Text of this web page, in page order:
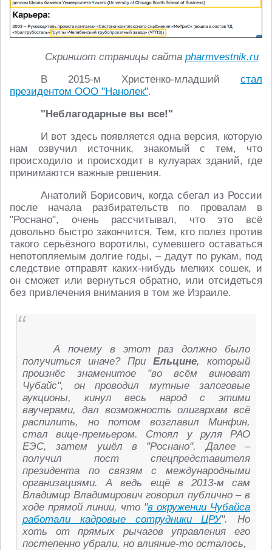
Скриншот страницы сайта pharmvestnik.ru
В 2015-м Христенко-младший стал
президентом ООО "Нанолек".
"Неблагодарные вы все!"
И вот здесь появляется одна версия, которую
нам озвучил источник, знакомый с тем, что
происходило и происходит в кулуарах зданий, где
принимаются важные решения.
Анатолий Борисович, когда сбегал из России
после начала разбирательств по провалам в
"Роснано", очень рассчитывал, что это всё
довольно быстро закончится. Тем, кто полез против
такого серьёзного воротилы, сумевшего оставаться
непотопляемым долгие годы, – дадут по рукам, под
следствие отправят каких-нибудь мелких сошек, и
он сможет или вернуться обратно, или отсидеться
без привлечения внимания в том же Израиле.
А почему в этот раз должно было
получиться иначе? При Ельцине, который
произнёс знаменитое "во всём виноват
Чубайс", он проводил мутные залоговые
аукционы, кинул весь народ с этими
ваучерами, дал возможность олигархам всё
распилить, но потом возглавил Минфин,
стал вице-премьером. Стоял у руля РАО
ЕЭС, затем ушёл в "Роснано". Далее –
получил пост спецпредставителя
президента по связям с международными
организациями. А ведь ещё в 2013-м сам
Владимир Владимирович говорил публично – в
ходе прямой линии, что "в окружении Чубайса
работали кадровые сотрудники ЦРУ". Но
хоть от прямых рычагов управления его
постепенно убрали, но влияние-то осталось,